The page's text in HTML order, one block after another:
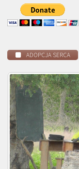
ADOPCJA SERCA